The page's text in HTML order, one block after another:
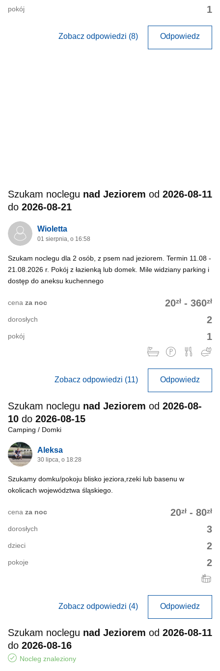
1
pokój
Zobacz odpowiedzi (8) Odpowiedz
Szukam noclegu nad Jeziorem od 2026-08-11
do 2026-08-21
Wioletta
01 sierpnia, o 16:58
Szukam noclegu dla 2 osób, z psem nad jeziorem. Termin 11.08 -
21.08.2026 r. Pokój z łazienką lub domek. Mile widziany parking i
dostęp do aneksu kuchennego
20zł - 360zł
cena za noc
2
dorosłych
1
pokój
Zobacz odpowiedzi (11) Odpowiedz
Szukam noclegu nad Jeziorem od 2026-08-
10 do 2026-08-15
Camping / Domki
Aleksa
30 lipca, o 18:28
Szukamy domku/pokoju blisko jeziora,rzeki lub basenu w
okolicach województwa śląskiego.
20zł - 80zł
cena za noc
3
dorosłych
2
dzieci
2
pokoje
Zobacz odpowiedzi (4) Odpowiedz
Szukam noclegu nad Jeziorem od 2026-08-11
do 2026-08-16
Nocleg znaleziony